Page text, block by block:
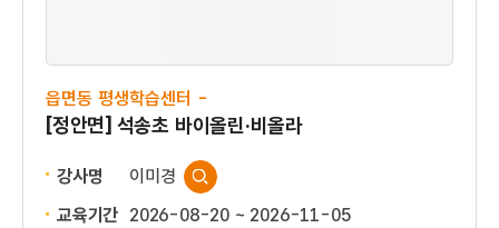
읍면동 평생학습센터 -
[정안면] 석송초 바이올린·비올라
강사명
이미경
교육기간 2026-08-20 ~ 2026-11-05